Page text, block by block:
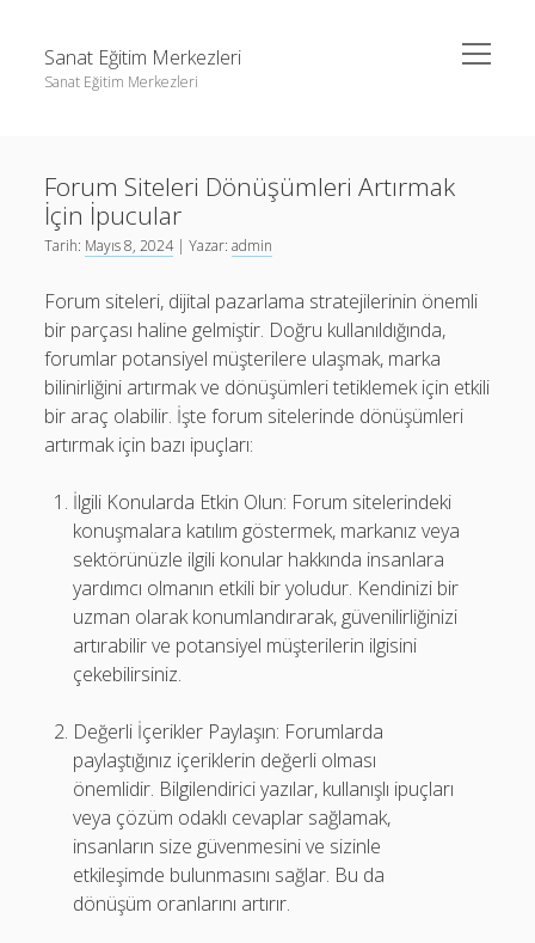
Sanat Eğitim Merkezleri
Sanat Eğitim Merkezleri
menüyü
aç
Sayfa Listesi
Youtube Abone Kasma Ücretsiz
Liste
Youtube Abone Kasma Ücretsiz
Forum Siteleri Dönüşümleri Artırmak
İçin İpucular
Tarih: Mayıs 8, 2024| Yazar:admin
Forum siteleri, dijital pazarlama stratejilerinin önemli
bir parçası haline gelmiştir. Doğru kullanıldığında,
forumlar potansiyel müşterilere ulaşmak, marka
bilinirliğini artırmak ve dönüşümleri tetiklemek için etkili
bir araç olabilir. İşte forum sitelerinde dönüşümleri
artırmak için bazı ipuçları:
İlgili Konularda Etkin Olun: Forum sitelerindeki
konuşmalara katılım göstermek, markanız veya
sektörünüzle ilgili konular hakkında insanlara
yardımcı olmanın etkili bir yoludur. Kendinizi bir
uzman olarak konumlandırarak, güvenilirliğinizi
artırabilir ve potansiyel müşterilerin ilgisini
çekebilirsiniz.
Değerli İçerikler Paylaşın: Forumlarda
paylaştığınız içeriklerin değerli olması
önemlidir. Bilgilendirici yazılar, kullanışlı ipuçları
veya çözüm odaklı cevaplar sağlamak,
insanların size güvenmesini ve sizinle
etkileşimde bulunmasını sağlar. Bu da
dönüşüm oranlarını artırır.